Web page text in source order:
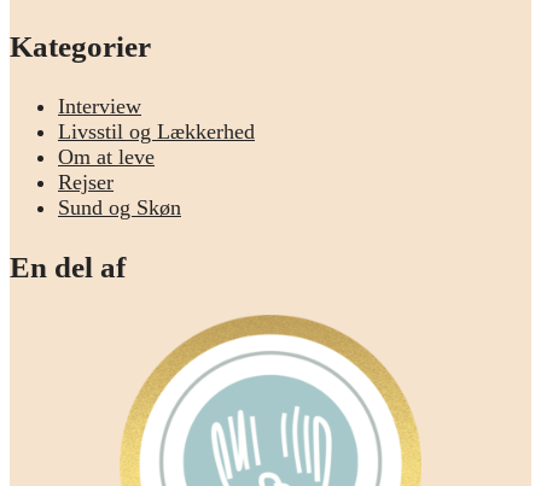
Kategorier
Interview
Livsstil og Lækkerhed
Om at leve
Rejser
Sund og Skøn
En del af